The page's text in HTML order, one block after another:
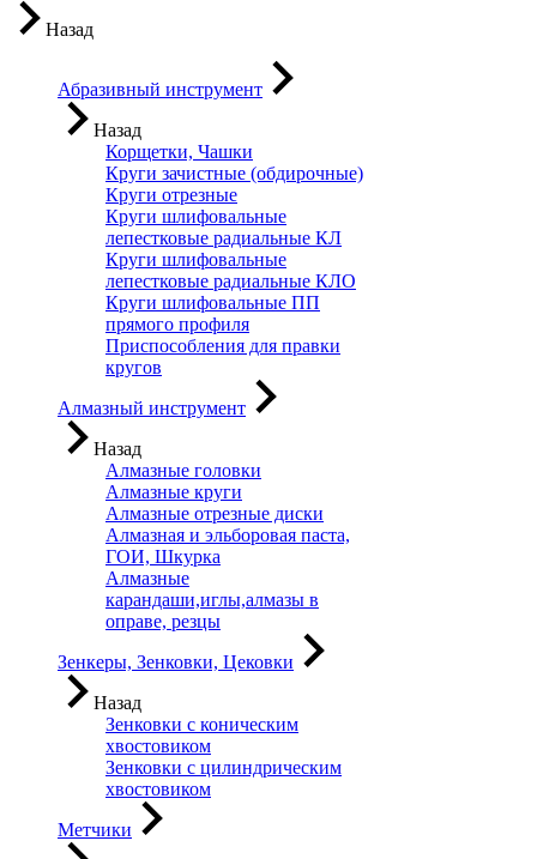
Назад
Абразивный инструмент
Назад
Корщетки, Чашки
Круги зачистные (обдирочные)
Круги отрезные
Круги шлифовальные
лепестковые радиальные КЛ
Круги шлифовальные
лепестковые радиальные КЛО
Круги шлифовальные ПП
прямого профиля
Приспособления для правки
кругов
Алмазный инструмент
Назад
Алмазные головки
Алмазные круги
Алмазные отрезные диски
Алмазная и эльборовая паста,
ГОИ, Шкурка
Алмазные
карандаши,иглы,алмазы в
оправе, резцы
Зенкеры, Зенковки, Цековки
Назад
Зенковки с коническим
хвостовиком
Зенковки с цилиндрическим
хвостовиком
Метчики